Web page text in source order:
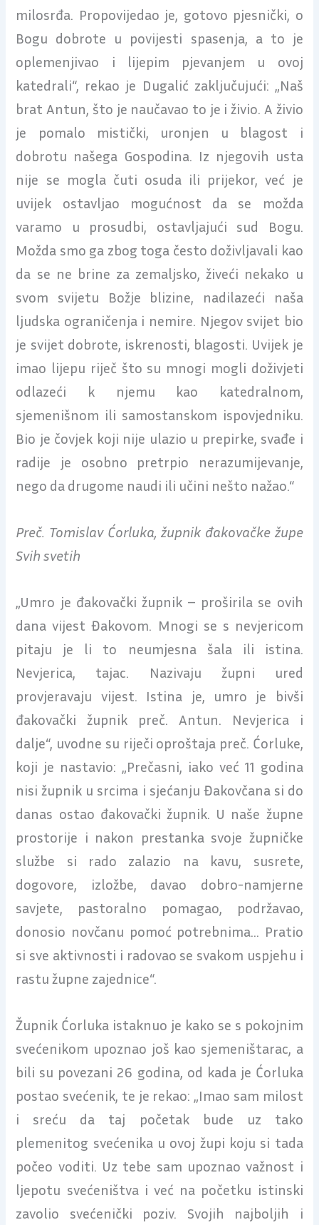
milosrđa. Propovijedao je, gotovo pjesnički, o
Bogu dobrote u povijesti spasenja, a to je
oplemenjivao i lijepim pjevanjem u ovoj
katedrali“, rekao je Dugalić zaključujući: „Naš
brat Antun, što je naučavao to je i živio. A živio
je pomalo mistički, uronjen u blagost i
dobrotu našega Gospodina. Iz njegovih usta
nije se mogla čuti osuda ili prijekor, već je
uvijek ostavljao mogućnost da se možda
varamo u prosudbi, ostavljajući sud Bogu.
Možda smo ga zbog toga često doživljavali kao
da se ne brine za zemaljsko, živeći nekako u
svom svijetu Božje blizine, nadilazeći naša
ljudska ograničenja i nemire. Njegov svijet bio
je svijet dobrote, iskrenosti, blagosti. Uvijek je
imao lijepu riječ što su mnogi mogli doživjeti
odlazeći k njemu kao katedralnom,
sjemenišnom ili samostanskom ispovjedniku.
Bio je čovjek koji nije ulazio u prepirke, svađe i
radije je osobno pretrpio nerazumijevanje,
nego da drugome naudi ili učini nešto nažao.“
Preč. Tomislav Ćorluka, župnik đakovačke župe
Svih svetih
„Umro je đakovački župnik – proširila se ovih
dana vijest Đakovom. Mnogi se s nevjericom
pitaju je li to neumjesna šala ili istina.
Nevjerica, tajac. Nazivaju župni ured
provjeravaju vijest. Istina je, umro je bivši
đakovački župnik preč. Antun. Nevjerica i
dalje“, uvodne su riječi oproštaja preč. Ćorluke,
koji je nastavio: „Prečasni, iako već 11 godina
nisi župnik u srcima i sjećanju Đakovčana si do
danas ostao đakovački župnik. U naše župne
prostorije i nakon prestanka svoje župničke
službe si rado zalazio na kavu, susrete,
dogovore, izložbe, davao dobro-namjerne
savjete, pastoralno pomagao, podržavao,
donosio novčanu pomoć potrebnima… Pratio
si sve aktivnosti i radovao se svakom uspjehu i
rastu župne zajednice“.
Župnik Ćorluka istaknuo je kako se s pokojnim
svećenikom upoznao još kao sjemeništarac, a
bili su povezani 26 godina, od kada je Ćorluka
postao svećenik, te je rekao: „Imao sam milost
i sreću da taj početak bude uz tako
plemenitog svećenika u ovoj župi koju si tada
počeo voditi. Uz tebe sam upoznao važnost i
ljepotu svećeništva i već na početku istinski
zavolio svećenički poziv. Svojih najboljih i